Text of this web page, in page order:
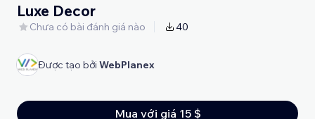
Luxe Decor
Chưa có bài đánh giá nào 40
Được tạo bởi WebPlanex
Mua với giá 15 $